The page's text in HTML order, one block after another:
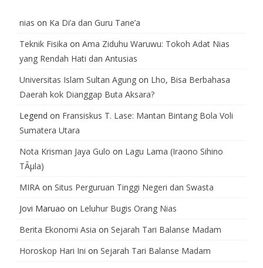
nias on Ka Di’a dan Guru Tane’a
Teknik Fisika on Ama Ziduhu Waruwu: Tokoh Adat Nias
yang Rendah Hati dan Antusias
Universitas Islam Sultan Agung on Lho, Bisa Berbahasa
Daerah kok Dianggap Buta Aksara?
Legend on Fransiskus T. Lase: Mantan Bintang Bola Voli
Sumatera Utara
Nota Krisman Jaya Gulo on Lagu Lama (Iraono Sihino
TÃµla)
MIRA on Situs Perguruan Tinggi Negeri dan Swasta
Jovi Maruao on Leluhur Bugis Orang Nias
Berita Ekonomi Asia on Sejarah Tari Balanse Madam
Horoskop Hari Ini on Sejarah Tari Balanse Madam